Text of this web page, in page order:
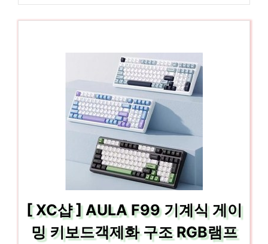
[ XC샵 ] AULA F99 기계식 게이
밍 키보드객제화 구조 RGB램프